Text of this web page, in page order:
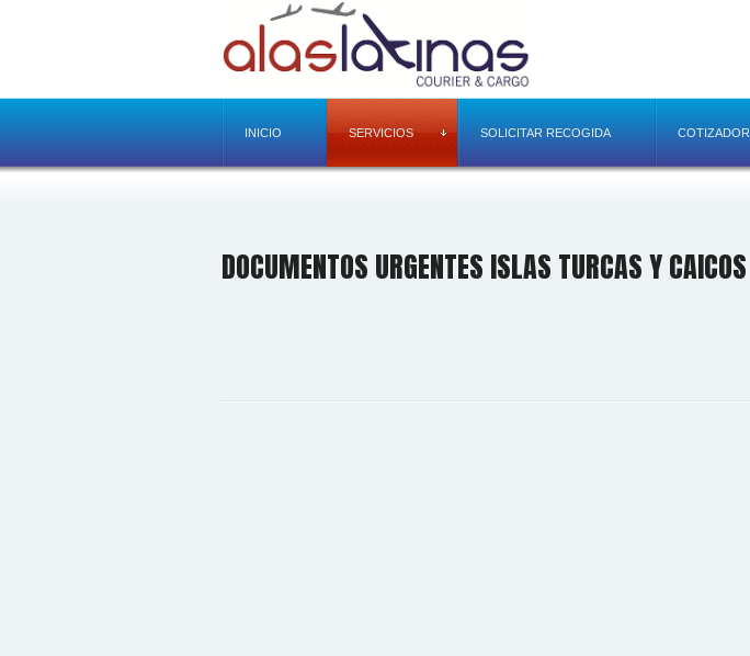
INICIO SERVICIOS SOLICITAR RECOGIDA COTIZADOR
DOCUMENTOS URGENTES ISLAS TURCAS Y CAICOS